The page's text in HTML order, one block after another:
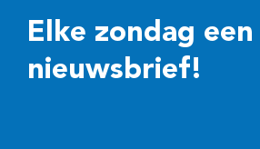
Elke zondag
nieuwsbrief!